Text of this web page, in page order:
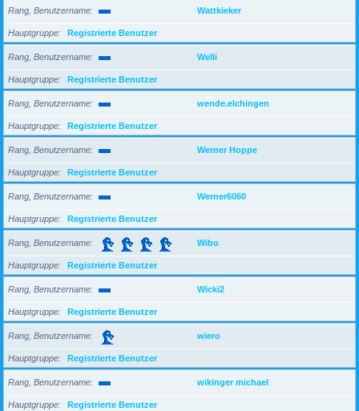
Rang, Benutzername Wattkieker
Hauptgruppe Registrierte Benutzer
Rang, Benutzername Welli
Hauptgruppe Registrierte Benutzer
Rang, Benutzername wende.elchingen
Hauptgruppe Registrierte Benutzer
Rang, Benutzername Werner Hoppe
Hauptgruppe Registrierte Benutzer
Rang, Benutzername Werner6060
Hauptgruppe Registrierte Benutzer
Rang, Benutzername Wibo
Hauptgruppe Registrierte Benutzer
Rang, Benutzername Wicki2
Hauptgruppe Registrierte Benutzer
Rang, Benutzername wiero
Hauptgruppe Registrierte Benutzer
Rang, Benutzername wikinger michael
Hauptgruppe Registrierte Benutzer